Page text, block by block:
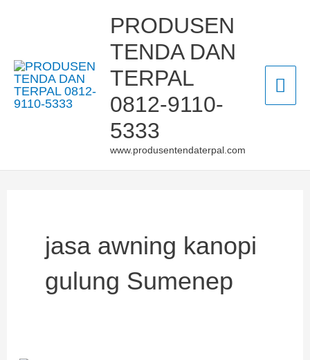
PRODUSEN
TENDA DAN
TERPAL
0812-9110-
5333
www.produsentendaterpal.com
jasa awning kanopi
gulung Sumenep